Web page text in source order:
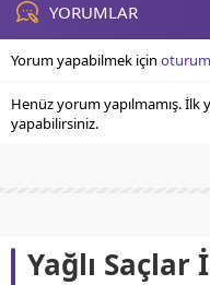
YORUMLAR
Yorum yapabilmek için oturum
Henüz yorum yapılmamış. İlk
yapabilirsiniz.
Yağlı Saçlar